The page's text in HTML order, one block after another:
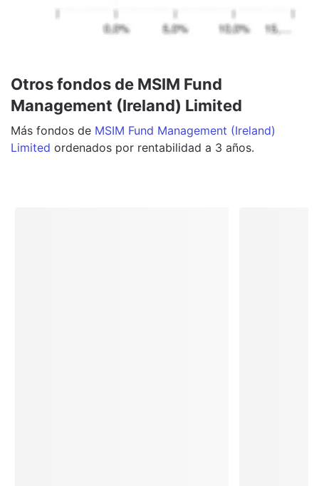
Otros fondos de MSIM Fund
Management (Ireland) Limited
Más fondos de MSIM Fund Management (Ireland)
Limited ordenados por rentabilidad a 3 años.